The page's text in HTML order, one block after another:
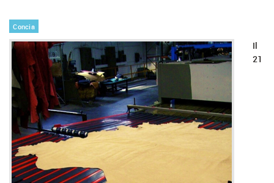
Concia
Il
21